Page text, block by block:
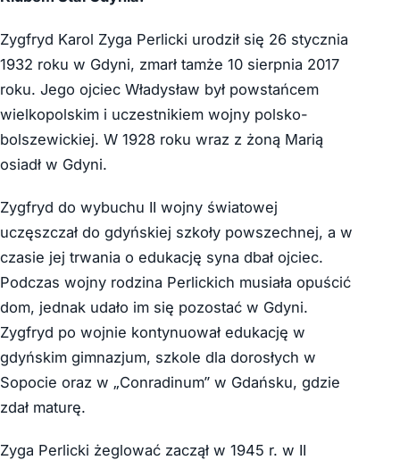
Zygfryd Karol Zyga Perlicki urodził się 26 stycznia
1932 roku w Gdyni, zmarł tamże 10 sierpnia 2017
roku. Jego ojciec Władysław był powstańcem
wielkopolskim i uczestnikiem wojny polsko-
bolszewickiej. W 1928 roku wraz z żoną Marią
osiadł w Gdyni.
Zygfryd do wybuchu II wojny światowej
uczęszczał do gdyńskiej szkoły powszechnej, a w
czasie jej trwania o edukację syna dbał ojciec.
Podczas wojny rodzina Perlickich musiała opuścić
dom, jednak udało im się pozostać w Gdyni.
Zygfryd po wojnie kontynuował edukację w
gdyńskim gimnazjum, szkole dla dorosłych w
Sopocie oraz w „Conradinum” w Gdańsku, gdzie
zdał maturę.
Zyga Perlicki żeglować zaczął w 1945 r. w II